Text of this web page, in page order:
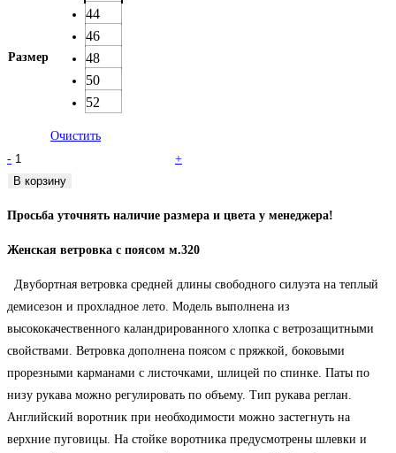
Размер
44
46
48
50
52
Очистить
Количество
товара
поясом
-
+
В корзину
Просьба уточнять наличие размера и цвета у менеджера!
Женская ветровка с поясом м.320
Двубортная ветровка средней длины свободного силуэта на теплый
демисезон и прохладное лето. Модель выполнена из
высококачественного каландрированного хлопка с ветрозащитными
свойствами. Ветровка дополнена поясом с пряжкой, боковыми
прорезными карманами с листочками, шлицей по спинке. Паты по
низу рукава можно регулировать по объему. Тип рукава реглан.
Английский воротник при необходимости можно застегнуть на
верхние пуговицы. На стойке воротника предусмотрены шлевки и